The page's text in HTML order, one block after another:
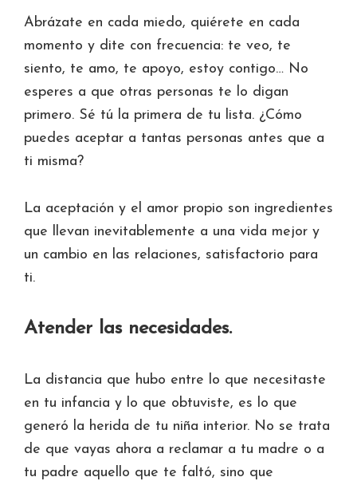
Abrázate en cada miedo, quiérete en cada
momento y dite con frecuencia: te veo, te
siento, te amo, te apoyo, estoy contigo… No
esperes a que otras personas te lo digan
primero. Sé tú la primera de tu lista. ¿Cómo
puedes aceptar a tantas personas antes que a
ti misma?
La aceptación y el amor propio son ingredientes
que llevan inevitablemente a una vida mejor y
un cambio en las relaciones, satisfactorio para
ti.
Atender las necesidades.
La distancia que hubo entre lo que necesitaste
en tu infancia y lo que obtuviste, es lo que
generó la herida de tu niña interior. No se trata
de que vayas ahora a reclamar a tu madre o a
tu padre aquello que te faltó, sino que